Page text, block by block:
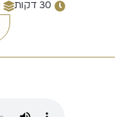
30 דקות